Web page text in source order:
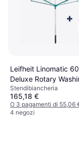
Leifheit Linomatic
Deluxe Rotary
Airer Dryer 60m With
Stendibiancheria
165,18 €
O 3 pagamenti di 55,06
4 negozi